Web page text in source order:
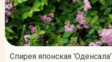
Спирея японская 'Оденсала'